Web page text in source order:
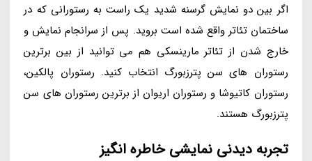
اگر بین دو نمایش گرسنه شدید یک راست به رستورانی که در
ساختمان تئاتر واقع شده است بروید. پس از سرانجام نمایش و
خارج شدن از تئاتر مارینسکی هم می توانید از بین برترین
رستوران های سن پترزبورگ انتخاب کنید. رستوران پالکین،
رستوران کاتیوشا و رستوران اریوان از برترین رستوران های سن
پترزبورگ هستند.
تجربه دیدنی نمایشی خاطره انگیز